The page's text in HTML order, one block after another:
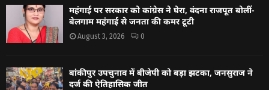
महंगाई पर सरकार को कांग्रेस ने घेरा, वंदना राजपूत बोलीं-
बेलगाम महंगाई से जनता की कमर टूटी
August 3, 2026 0
बांकीपुर उपचुनाव में बीजेपी को बड़ा झटका, जनसुराज ने
दर्ज की ऐतिहासिक जीत